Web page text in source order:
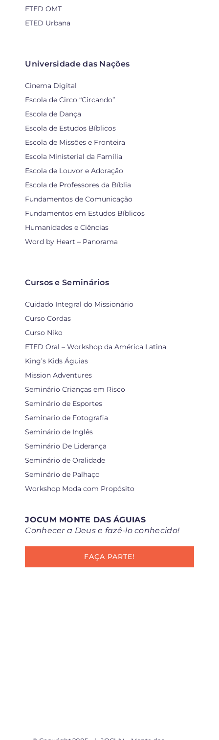
ETED OMT
ETED Urbana
Universidade das Nações
Cinema Digital
Escola de Circo “Circando”
Escola de Dança
Escola de Estudos Bíblicos
Escola de Missões e Fronteira
Escola Ministerial da Família
Escola de Louvor e Adoração
Escola de Professores da Bíblia
Fundamentos de Comunicação
Fundamentos em Estudos Bíblicos
Humanidades e Ciências
Word by Heart – Panorama
Cursos e Seminários
Cuidado Integral do Missionário
Curso Cordas
Curso Niko
ETED Oral – Workshop da América Latina
King’s Kids Águias
Mission Adventures
Seminário Crianças em Risco
Seminário de Esportes
Seminario de Fotografia
Seminário de Inglês
Seminário De Liderança
Seminário de Oralidade
Seminário de Palhaço
Workshop Moda com Propósito
JOCUM MONTE DAS ÁGUIAS
Conhecer a Deus e fazê-lo conhecido!
FAÇA PARTE!